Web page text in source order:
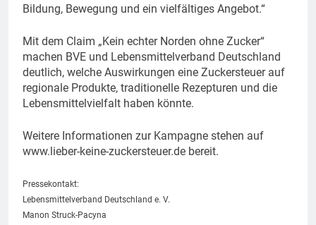
Bildung, Bewegung und ein vielfältiges Angebot.“
Mit dem Claim „Kein echter Norden ohne Zucker“
machen BVE und Lebensmittelverband Deutschland
deutlich, welche Auswirkungen eine Zuckersteuer auf
regionale Produkte, traditionelle Rezepturen und die
Lebensmittelvielfalt haben könnte.
Weitere Informationen zur Kampagne stehen auf
www.lieber-keine-zuckersteuer.de bereit.
Pressekontakt:
Lebensmittelverband Deutschland e. V.
Manon Struck-Pacyna